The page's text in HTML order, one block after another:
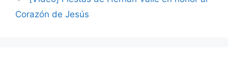
Corazón de Jesús